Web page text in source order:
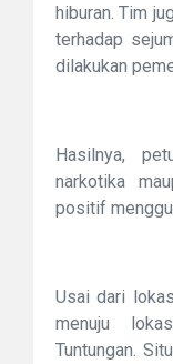
hiburan. Tim
terhadap
dilakukan
Hasilnya,
narkotika
positif
Usai dari
menuju
Tuntungan.